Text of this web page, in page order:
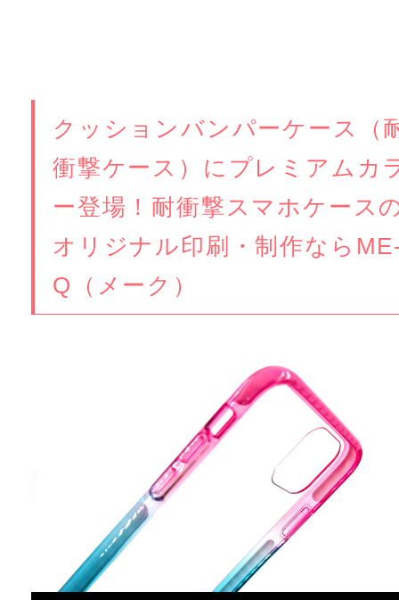
クッションバンパーケース（
衝撃ケース）にプレミアムカ
ー登場！耐衝撃スマホケース
オリジナル印刷・制作なら
Q（メーク）